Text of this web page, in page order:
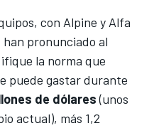
con Alpine y Alfa
han pronunciado al
la norma que
puede gastar durante
de dólares(unos
actual), más 1,2